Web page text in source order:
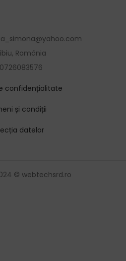
România
0726083576
confidențialitate
și condiții
datelor
© webtechsrd.ro